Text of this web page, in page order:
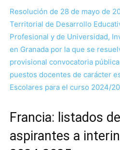
Resolución de 28 de mayo de
Territorial de Desarrollo
Profesional y de Universidad,
en Granada por la que se
provisional convocatoria
puestos docentes de carácter
Escolares para el curso 2024/
Francia: listados
aspirantes a